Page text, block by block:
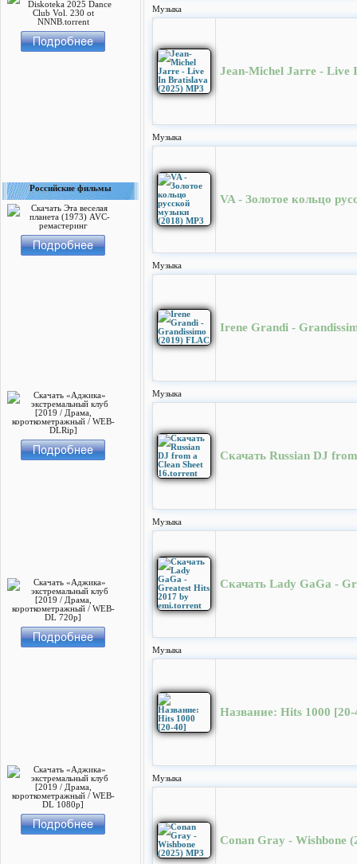
Российские фильмы
Музыка
Jean-Michel Jarre - Live
Музыка
VA - Золотое кольцо
Музыка
Irene Grandi -
Музыка
Скачать Russian DJ
Музыка
Скачать Lady GaGa -
Музыка
Название: Hits 1000 [20-
Музыка
Conan Gray - Wishbone